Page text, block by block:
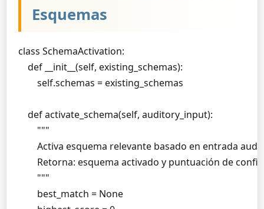
Esquemas
class SchemaActivation:
    def __init__(self, existing_schemas):
        self.schemas = existing_schemas
    def activate_schema(self, auditory_input):
        """
Activa esquema relevante basado en entrada
Retorna: esquema activado y puntuación de
        """
        best_match = None